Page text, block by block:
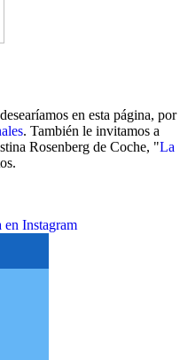
en esta página, por
. También le invitamos a
Rosenberg de Coche, "La
en Instagram